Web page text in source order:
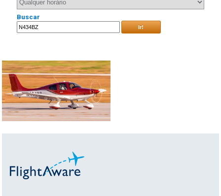
Buscar
Ir!